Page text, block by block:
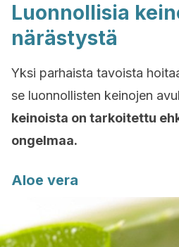
Luonnollisia
närästystä
Yksi parhaista tavoista
se luonnollisten keinojen
keinoista on tarkoitettu
ongelmaa.
Aloe vera